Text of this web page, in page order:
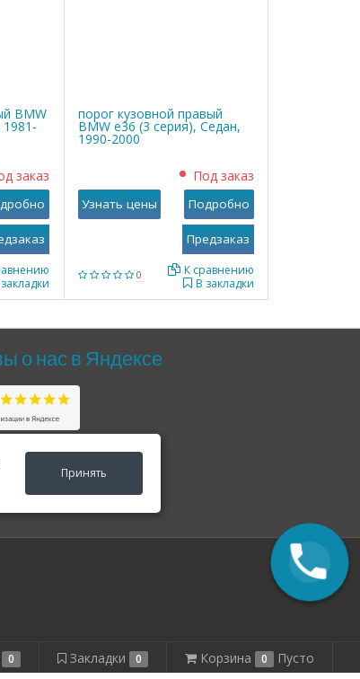
Принять
BMW
заказ
порог кузовной правый
BMW е36 (3 серия), Седан,
1990-2000
0
Под заказ
В закладки
К сравнению
Узнать цены Подробно
о нас в Яндексе
0 Закладки 0 Корзина 0 Пусто